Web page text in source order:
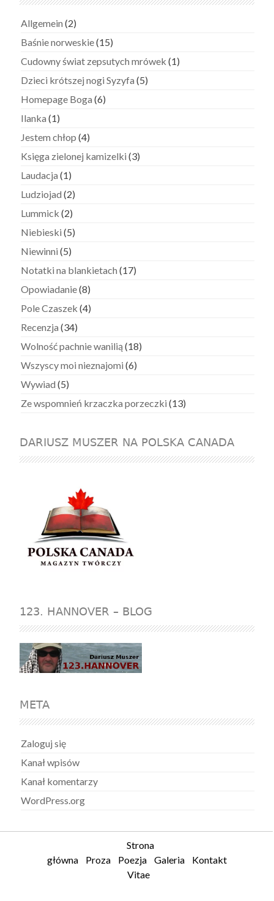
Allgemein (2)
Baśnie norweskie(15)
Cudowny świat zepsutych mrówek (1)
Dzieci krótszej nogi Syzyfa (5)
Homepage Boga (6)
Ilanka (1)
Jestem chłop (4)
Księga zielonej kamizelki (3)
Laudacja (1)
Ludziojad (2)
Lummick (2)
Niebieski (5)
Niewinni (5)
Notatki na blankietach (17)
Opowiadanie(8)
Pole Czaszek (4)
Recenzja (34)
Wolność pachnie wanilią (18)
Wszyscy moi nieznajomi (6)
Wywiad (5)
Ze wspomnień krzaczka porzeczki (13)
DARIUSZ MUSZER NA POLSKA CANADA
123. HANNOVER – BLOG
META
Zaloguj się
Kanał wpisów
Kanał komentarzy
WordPress.org
Strona
główna
Proza Poezja Galeria
Kontakt
Vitae